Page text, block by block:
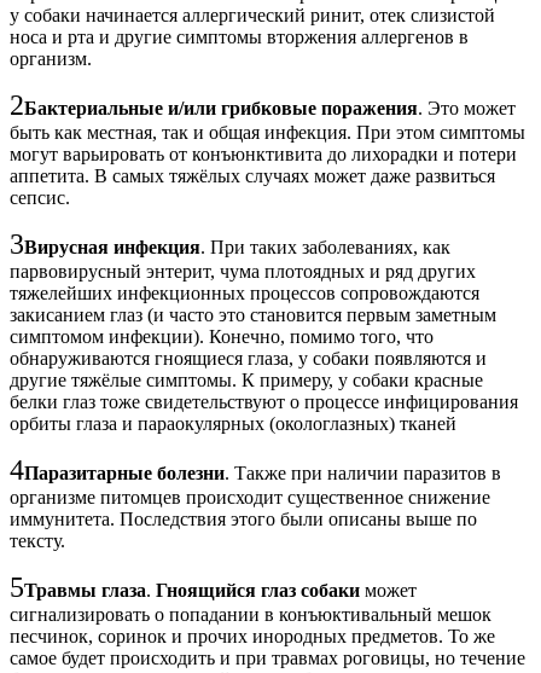
у собаки начинается аллергический ринит, отек слизистой
носа и рта и другие симптомы вторжения аллергенов в
организм.
2Бактериальные и/или грибковые поражения. Это может
быть как местная, так и общая инфекция. При этом симптомы
могут варьировать от конъюнктивита до лихорадки и потери
аппетита. В самых тяжёлых случаях может даже развиться
сепсис.
3Вирусная инфекция. При таких заболеваниях, как
парвовирусный энтерит, чума плотоядных и ряд других
тяжелейших инфекционных процессов сопровождаются
закисанием глаз (и часто это становится первым заметным
симптомом инфекции). Конечно, помимо того, что
обнаруживаются гноящиеся глаза, у собаки появляются и
другие тяжёлые симптомы. К примеру, у собаки красные
белки глаз тоже свидетельствуют о процессе инфицирования
орбиты глаза и параокулярных (окологлазных) тканей
4Паразитарные болезни. Также при наличии паразитов в
организме питомцев происходит существенное снижение
иммунитета. Последствия этого были описаны выше по
тексту.
5Травмы глаза. Гноящийся глаз собаки может
сигнализировать о попадании в конъюктивальный мешок
песчинок, соринок и прочих инородных предметов. То же
самое будет происходить и при травмах роговицы, но течение